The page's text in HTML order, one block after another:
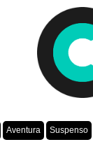
Aventura Suspenso